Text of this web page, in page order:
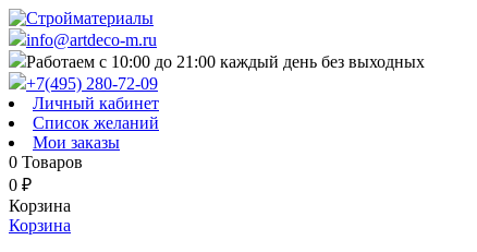
info@artdeco-m.ru
Работаем с 10:00 до 21:00 каждый день без выходных
+7(495) 280-72-09
Личный кабинет
Список желаний
Мои заказы
0 Товаров
0 ₽
Корзина
Корзина